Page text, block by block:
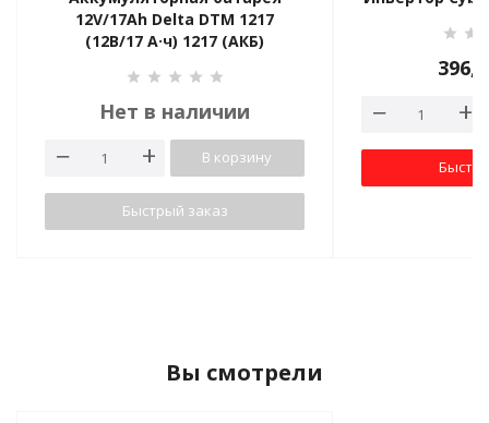
12V/17Ah Delta DTM 1217
(12В/17 А·ч) 1217 (АКБ)
Нет в наличии
В корзину
Быстрый заказ
Вы смотрели